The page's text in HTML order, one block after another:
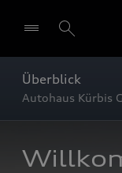
Überblick
Autohaus Kürbis